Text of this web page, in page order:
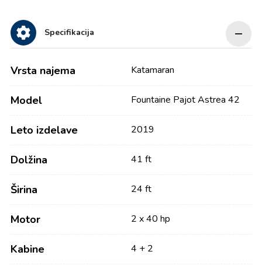
Specifikacija
Vrsta najema Katamaran
Model Fountaine Pajot Astrea 42
Leto izdelave 2019
Dolžina 41 ft
Širina 24 ft
Motor 2 x 40 hp
Kabine 4 + 2